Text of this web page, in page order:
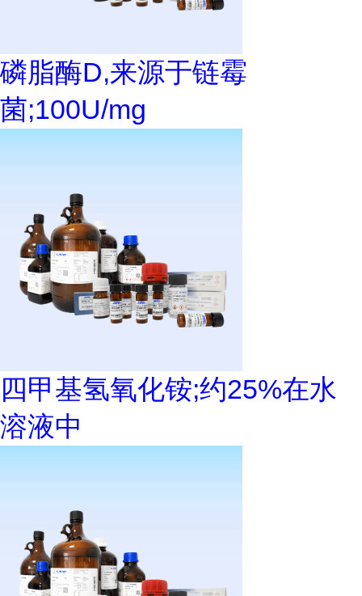
磷脂酶D,来源于链霉
菌;100U/mg
四甲基氢氧化铵;约25%在水
溶液中